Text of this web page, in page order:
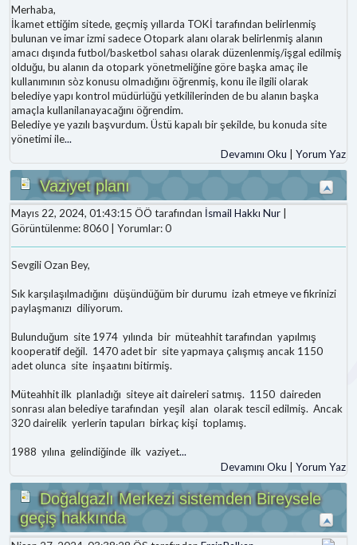
Merhaba,
İkamet ettiğim sitede, geçmiş yıllarda TOKİ tarafından belirlenmiş
bulunan ve imar izmi sadece Otopark alanı olarak belirlenmiş alanın
amacı dışında futbol/basketbol sahası olarak düzenlenmiş/işgal edilmiş
olduğu, bu alanın da otopark yönetmeliğine göre başka amaç ile
kullanımının sòz konusu olmadığını öğrenmiş, konu ile ilgili olarak
belediye yapı kontrol müdürlüğü yetkililerinden de bu alanın başka
amaçla kullanilanayacağını öğrendim.
Belediye ye yazılı başvurdum. Üstü kapalı bir şekilde, bu konuda site
yönetimi ile...
Devamını Oku
Yorum Yaz
Vaziyet planı
Mayıs 22, 2024, 01:43:15 ÖÖ tarafından İsmail Hakkı Nur
Görüntülenme: 8060 | Yorumlar: 0
Sevgili Ozan Bey,
Sık karşılaşılmadığını düşündüğüm bir durumu izah etmeye ve fikrinizi
paylaşmanızı diliyorum.
Bulunduğum site 1974 yılında bir müteahhit tarafından yapılmış
kooperatif değil. 1470 adet bir site yapmaya çalışmış ancak 1150
adet olunca site inşaatını bitirmiş.
Müteahhit ilk planladığı siteye ait daireleri satmış. 1150 daireden
sonrası alan belediye tarafından yeşil alan olarak tescil edilmiş. Ancak
320 dairelik yerlerin tapuları birkaç kişi toplamış.
1988 yılına gelindiğinde ilk vaziyet...
Devamını Oku
Yorum Yaz
Doğalgazlı Merkezi sistemden Bireysele
geçiş hakkında